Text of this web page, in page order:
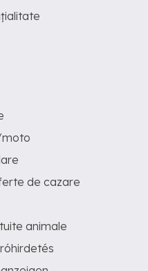
moto
de cazare
animale